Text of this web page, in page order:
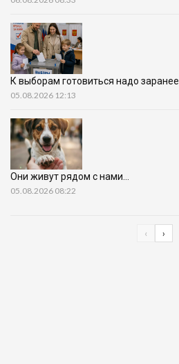
К выборам готовиться надо заранее
05.08.2026 12:13
Они живут рядом с нами…
05.08.2026 08:22
‹ ›